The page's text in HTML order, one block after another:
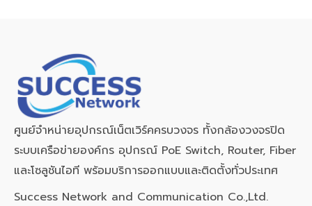
ศูนย์จำหน่ายอุปกรณ์เน็ตเวิร์คครบวงจร ทั้งกล้องวงจรปิด
ระบบเครือข่ายองค์กร อุปกรณ์ PoE Switch, Router, Fiber
และโซลูชันไอที พร้อมบริการออกแบบและติดตั้งทั่วประเทศ
Success Network and Communication Co.,Ltd.